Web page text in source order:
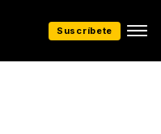
Suscríbete